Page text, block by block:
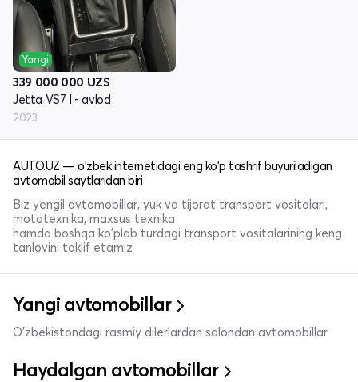
Yangi
339 000 000 UZS
Jetta VS7 I - avlod
2023
AUTO.UZ — o'zbek internetidagi eng ko'p tashrif buyuriladigan
avtomobil saytlaridan biri
Biz yengil avtomobillar, yuk va tijorat transport vositalari,
mototexnika, maxsus texnika
hamda boshqa ko'plab turdagi transport vositalarining keng
tanlovini taklif etamiz
Yangi avtomobillar
O'zbekistondagi rasmiy dilerlardan salondan avtomobillar
Haydalgan avtomobillar